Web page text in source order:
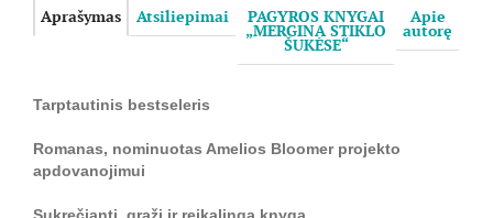
Aprašymas Atsiliepimai PAGYROS KNYGAI
„MERGINA STIKLO
ŠUKĖSE“
Apie
autorę
Tarptautinis bestseleris
Romanas, nominuotas Amelios Bloomer projekto
apdovanojimui